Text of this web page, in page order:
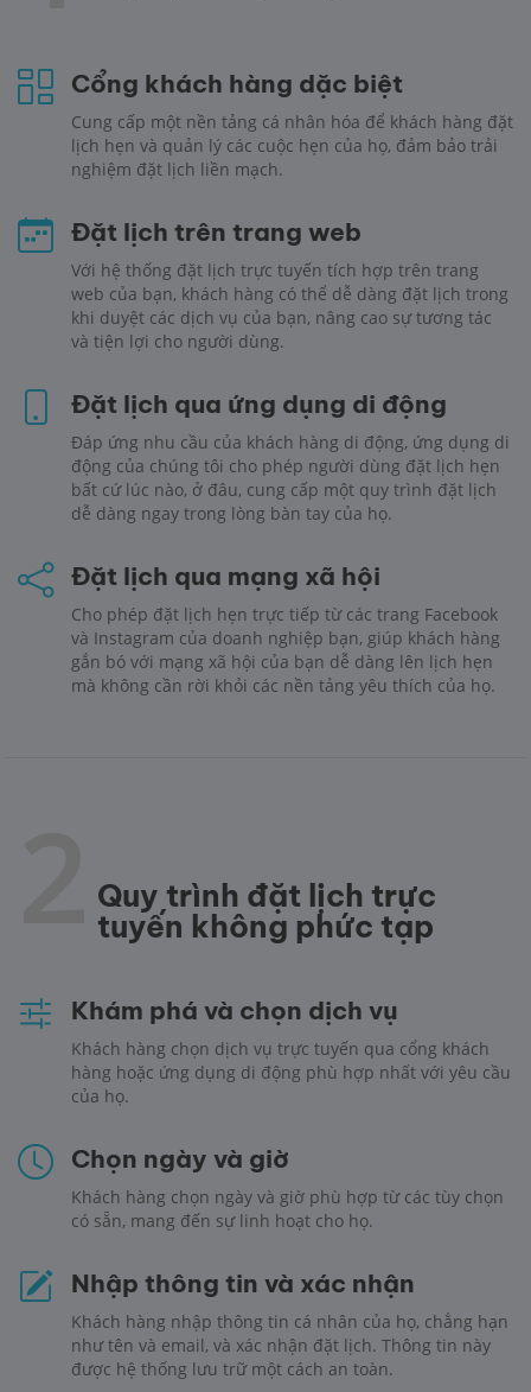
Cổng khách hàng dặc biệt
Cung cấp một nền tảng cá nhân hóa để khách hàng đặt
lịch hẹn và quản lý các cuộc hẹn của họ, đảm bảo trải
nghiệm đặt lịch liền mạch.
Đặt lịch trên trang web
Với hệ thống đặt lịch trực tuyến tích hợp trên trang
web của bạn, khách hàng có thể dễ dàng đặt lịch trong
khi duyệt các dịch vụ của bạn, nâng cao sự tương tác
và tiện lợi cho người dùng.
Đặt lịch qua ứng dụng di động
Đáp ứng nhu cầu của khách hàng di động, ứng dụng di
động của chúng tôi cho phép người dùng đặt lịch hẹn
bất cứ lúc nào, ở đâu, cung cấp một quy trình đặt lịch
dễ dàng ngay trong lòng bàn tay của họ.
Đặt lịch qua mạng xã hội
Cho phép đặt lịch hẹn trực tiếp từ các trang Facebook
và Instagram của doanh nghiệp bạn, giúp khách hàng
gắn bó với mạng xã hội của bạn dễ dàng lên lịch hẹn
mà không cần rời khỏi các nền tảng yêu thích của họ.
Quy trình đặt lịch trực
tuyến không phức tạp
Khám phá và chọn dịch vụ
Khách hàng chọn dịch vụ trực tuyến qua cổng khách
hàng hoặc ứng dụng di động phù hợp nhất với yêu cầu
của họ.
Chọn ngày và giờ
Khách hàng chọn ngày và giờ phù hợp từ các tùy chọn
có sẵn, mang đến sự linh hoạt cho họ.
Nhập thông tin và xác nhận
Khách hàng nhập thông tin cá nhân của họ, chẳng hạn
như tên và email, và xác nhận đặt lịch. Thông tin này
được hệ thống lưu trữ một cách an toàn.